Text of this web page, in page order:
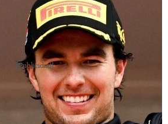
[Publicidad]